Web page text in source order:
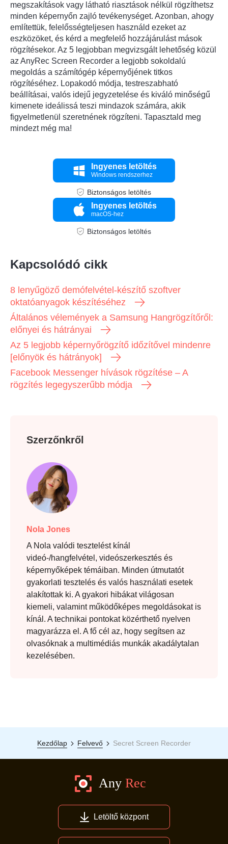
megszakítások vagy látható riasztások nélkül rögzíthetsz
minden képernyőn zajló tevékenységet. Azonban, ahogy
említettük, felelősségteljesen használd ezeket az
eszközöket, és kérd a megfelelő hozzájárulást mások
rögzítésekor. Az 5 legjobban megvizsgált lehetőség közül
az AnyRec Screen Recorder a legjobb sokoldalú
megoldás a számítógép képernyőjének titkos
rögzítéséhez. Lopakodó módja, testreszabható
beállításai, valós idejű jegyzetelése és kiváló minőségű
kimenete ideálissá teszi mindazok számára, akik
figyelmetlenül szeretnének rögzíteni. Tapasztald meg
mindezt még ma!
Ingyenes letöltés
Windows rendszerhez
Biztonságos letöltés
Ingyenes letöltés
macOS-hez
Biztonságos letöltés
Kapcsolódó cikk
8 lenyűgöző demófelvétel-készítő szoftver
oktatóanyagok készítéséhez
Általános vélemények a Samsung Hangrögzítőről:
előnyei és hátrányai
Az 5 legjobb képernyőrögzítő időzítővel mindenre
[előnyök és hátrányok]
Facebook Messenger hívások rögzítése – A
rögzítés legegyszerűbb módja
Szerzőnkről
Nola Jones
A Nola valódi tesztelést kínál
videó-/hangfelvétel, videószerkesztés és
képernyőképek témáiban. Minden útmutatót
gyakorlati tesztelés és valós használati esetek
alakítottak ki. A gyakori hibákat világosan
kiemeli, valamint működőképes megoldásokat is
kínál. A technikai pontokat közérthető nyelven
magyarázza el. A fő cél az, hogy segítsen az
olvasóknak a multimédiás munkák akadálytalan
kezelésében.
Kezdőlap Felvevő Secret Screen Recorder
Letöltő központ